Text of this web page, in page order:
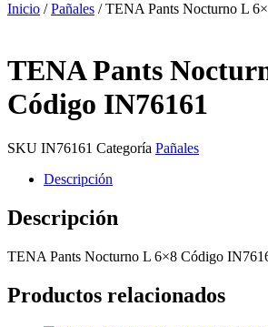
Inicio /Pañales / TENA Pants Nocturno L
TENA Pants
Código IN76161
SKU IN76161 Categoría Pañales
Descripción
Descripción
TENA Pants Nocturno L 6×8 Código
Productos relacionados